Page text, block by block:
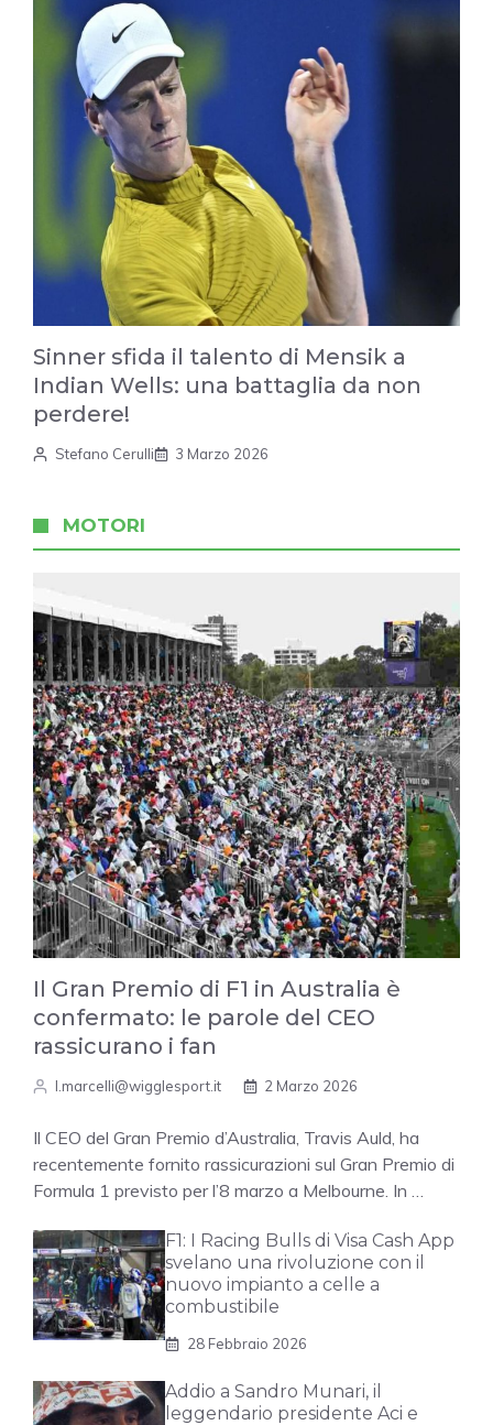
Sinner sfida il talento di Mensik a
Indian Wells: una battaglia da non
perdere!
Stefano Cerulli 3 Marzo 2026
MOTORI
Il Gran Premio di F1 in Australia è
confermato: le parole del CEO
rassicurano i fan
l.marcelli@wigglesport.it 2 Marzo 2026
Il CEO del Gran Premio d’Australia, Travis Auld, ha
recentemente fornito rassicurazioni sul Gran Premio di
Formula 1 previsto per l’8 marzo a Melbourne. In …
F1: I Racing Bulls di Visa Cash App
svelano una rivoluzione con il
nuovo impianto a celle a
combustibile
28 Febbraio 2026
Addio a Sandro Munari, il
leggendario presidente Aci e